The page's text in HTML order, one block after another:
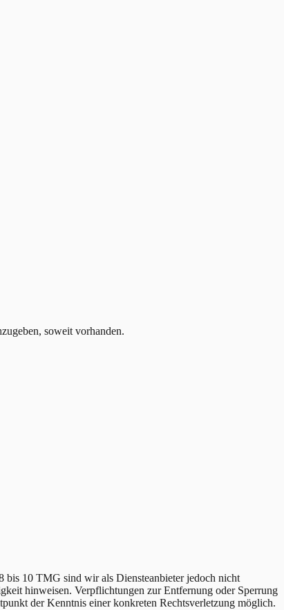
soweit vorhanden.
bis 10 TMG sind wir als Diensteanbieter jedoch nicht
hinweisen. Verpflichtungen zur Entfernung oder Sperrung
der Kenntnis einer konkreten Rechtsverletzung möglich.